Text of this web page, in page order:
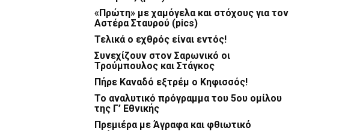
«Πρώτη» με χαμόγελα και στόχους για τον
Αστέρα Σταυρού (pics)
Τελικά ο εχθρός είναι εντός!
Συνεχίζουν στον Σαρωνικό οι
Τρούμπουλος και Στάγκος
Πήρε Καναδό εξτρέμ ο Κηφισσός!
Το αναλυτικό πρόγραμμα του 5ου ομίλου
της Γ’ Εθνικής
Πρεμιέρα με Άγραφα και φθιωτικό